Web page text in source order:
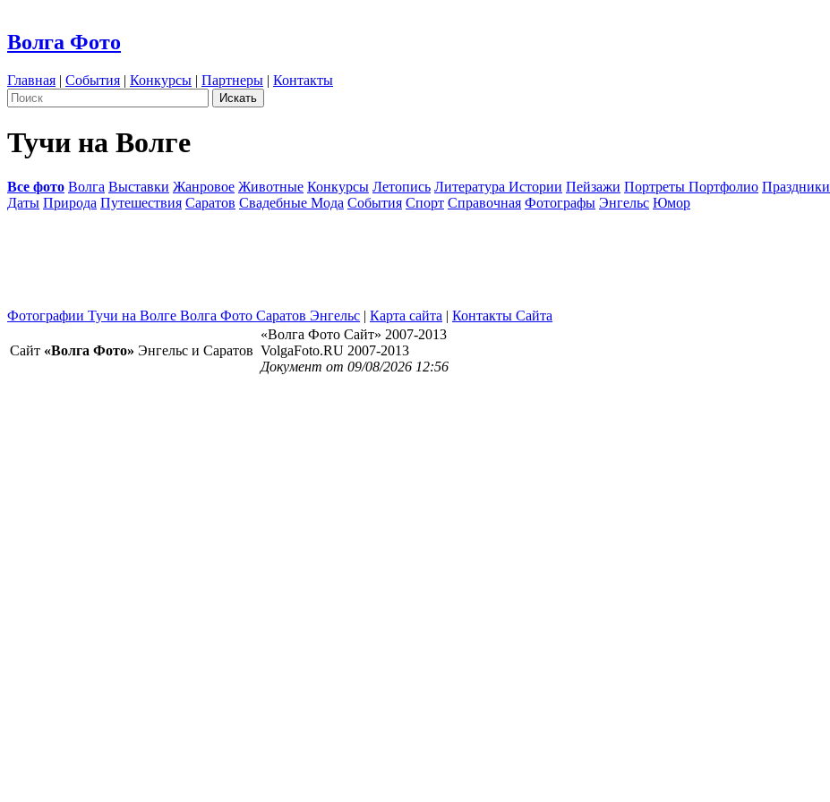
Волга Фото
Главная | События | Конкурсы | Партнеры | Контакты
Тучи на Волге
Все фото Волга Выставки Жанровое Животные Конкурсы Летопись Литература Истории Пейзажи Портреты Портфолио Праздники
Даты Природа Путешествия Саратов Свадебные Мода События Спорт Справочная Фотографы Энгельс Юмор
Фотографии Тучи на Волге Волга Фото Саратов Энгельс | Карта сайта | Контакты Сайта
Сайт «Волга Фото» Энгельс и Саратов
«Волга Фото Сайт» 2007-2013
VolgaFoto.RU 2007-2013
Документ от 09/08/2026 12:56